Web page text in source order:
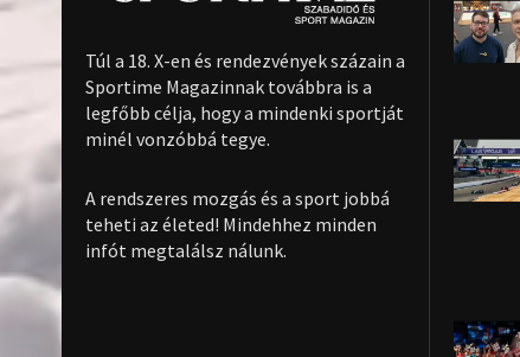
Túl a 18. X-en és rendezvények százain a
Sportime Magazinnak továbbra is a
legfőbb célja, hogy a mindenki sportját
minél vonzóbbá tegye.
A rendszeres mozgás és a sport jobbá
teheti az életed! Mindehhez minden
infót megtalálsz nálunk.